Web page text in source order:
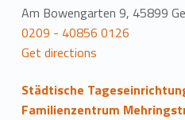
Am Bowengarten 9, 45899
0209 - 40856 0126
Get directions
Städtische
Familienzentrum